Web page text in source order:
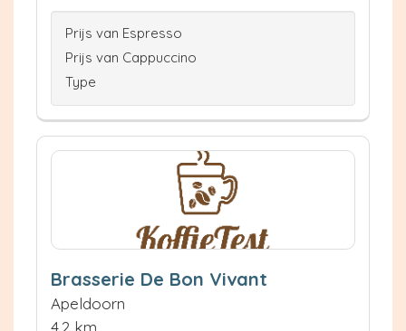
Prijs van Espresso
Prijs van Cappuccino
Type
Brasserie De Bon Vivant
Apeldoorn
4.2 km